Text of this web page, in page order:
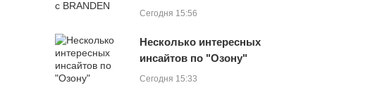
Сегодня 15:56
Несколько интересных
инсайтов по "Озону"
Сегодня 15:33